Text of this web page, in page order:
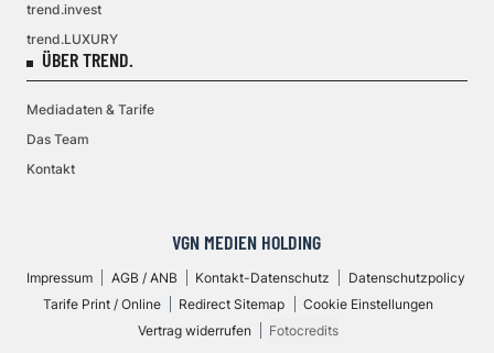
trend.invest
trend.LUXURY
ÜBER TREND.
Mediadaten & Tarife
Das Team
Kontakt
VGN MEDIEN HOLDING
Impressum AGB / ANB Kontakt-Datenschutz
Datenschutzpolicy
Tarife Print / Online
Redirect Sitemap
Cookie Einstellungen
Vertrag widerrufen
Fotocredits